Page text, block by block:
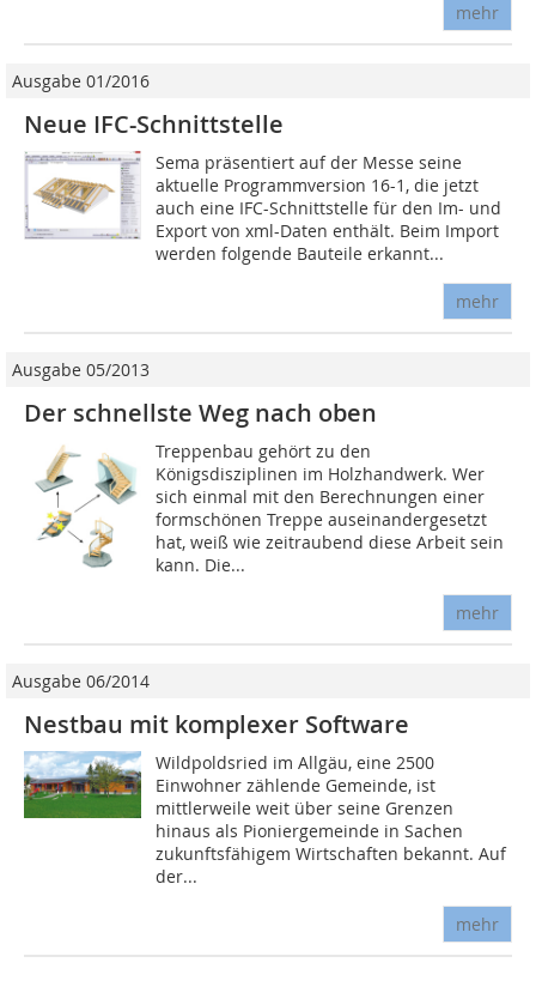
mehr
Ausgabe 01/2016
Neue IFC-Schnittstelle
Sema präsentiert auf der Messe seine
aktuelle Programmversion 16-1, die jetzt
auch eine IFC-Schnittstelle für den Im- und
Export von xml-Daten enthält. Beim Import
werden folgende Bauteile erkannt...
mehr
Ausgabe 05/2013
Der schnellste Weg nach oben
Treppenbau gehört zu den
Königsdisziplinen im Holzhandwerk. Wer
sich einmal mit den Berechnungen einer
formschönen Treppe auseinandergesetzt
hat, weiß wie zeitraubend diese Arbeit sein
kann. Die...
mehr
Ausgabe 06/2014
Nestbau mit komplexer Software
Wildpoldsried im Allgäu, eine 2500
Einwohner zählende Gemeinde, ist
mittlerweile weit über seine Grenzen
hinaus als Pioniergemeinde in Sachen
zukunftsfähigem Wirtschaften bekannt. Auf
der...
mehr